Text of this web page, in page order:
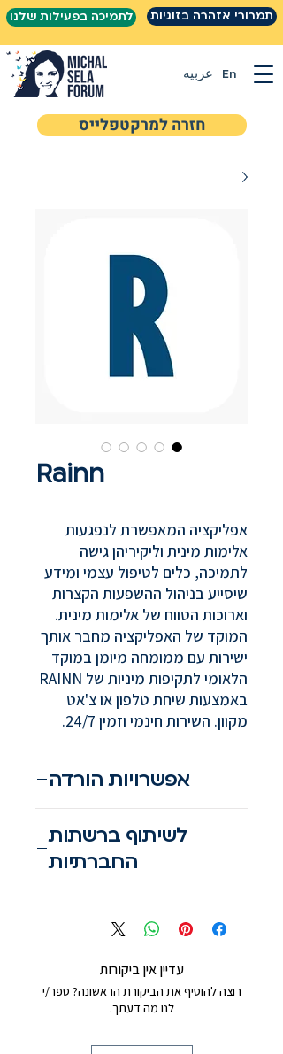
תמרורי אזהרה בזוגיות לתמיכה בפעילות שלנו
عربيه En
חזרה למרקטפלייס
Rainn
אפליקציה המאפשרת לנפגעות
אלימות מינית וליקיריהן גישה
לתמיכה, כלים לטיפול עצמי ומידע
שיסייע בניהול ההשפעות הקצרות
וארוכות הטווח של אלימות מינית.
המוקד של האפליקציה מחבר אותך
ישירות עם ממומחה מיומן במוקד
הלאומי לתקיפות מיניות של RAINN
באמצעות שיחת טלפון או צ'אט
מקוון. השירות חינמי וזמין 24/7.
אפשרויות הורדה
הורדה לאייפון
מעבר לאתר
לשיתוף ברשתות
החברתיות
עדיין אין ביקורות
רוצה להוסיף את הביקורת הראשונה? ספר/י
לנו מה דעתך.